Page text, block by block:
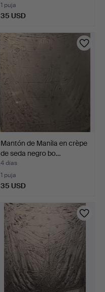
1 puja
35 USD
Mantón de Manila en crèpe
de seda negro bo…
4 días
1 puja
35 USD